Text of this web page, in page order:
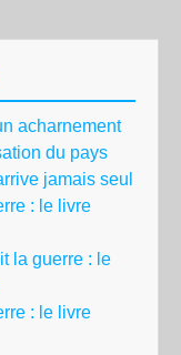
acharnement
du pays
jamais seul
: le livre
la guerre : le
: le livre